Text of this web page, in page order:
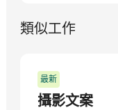
類似工作
最新
攝影文案